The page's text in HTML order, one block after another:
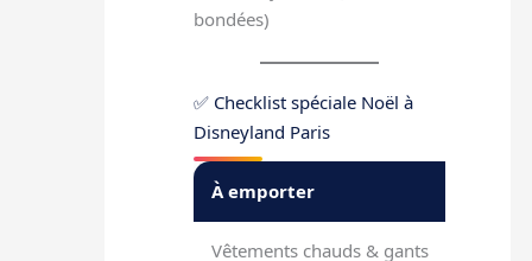
bondées)
✅ Checklist spéciale Noël à
Disneyland Paris
À emporter
Vêtements chauds & gants